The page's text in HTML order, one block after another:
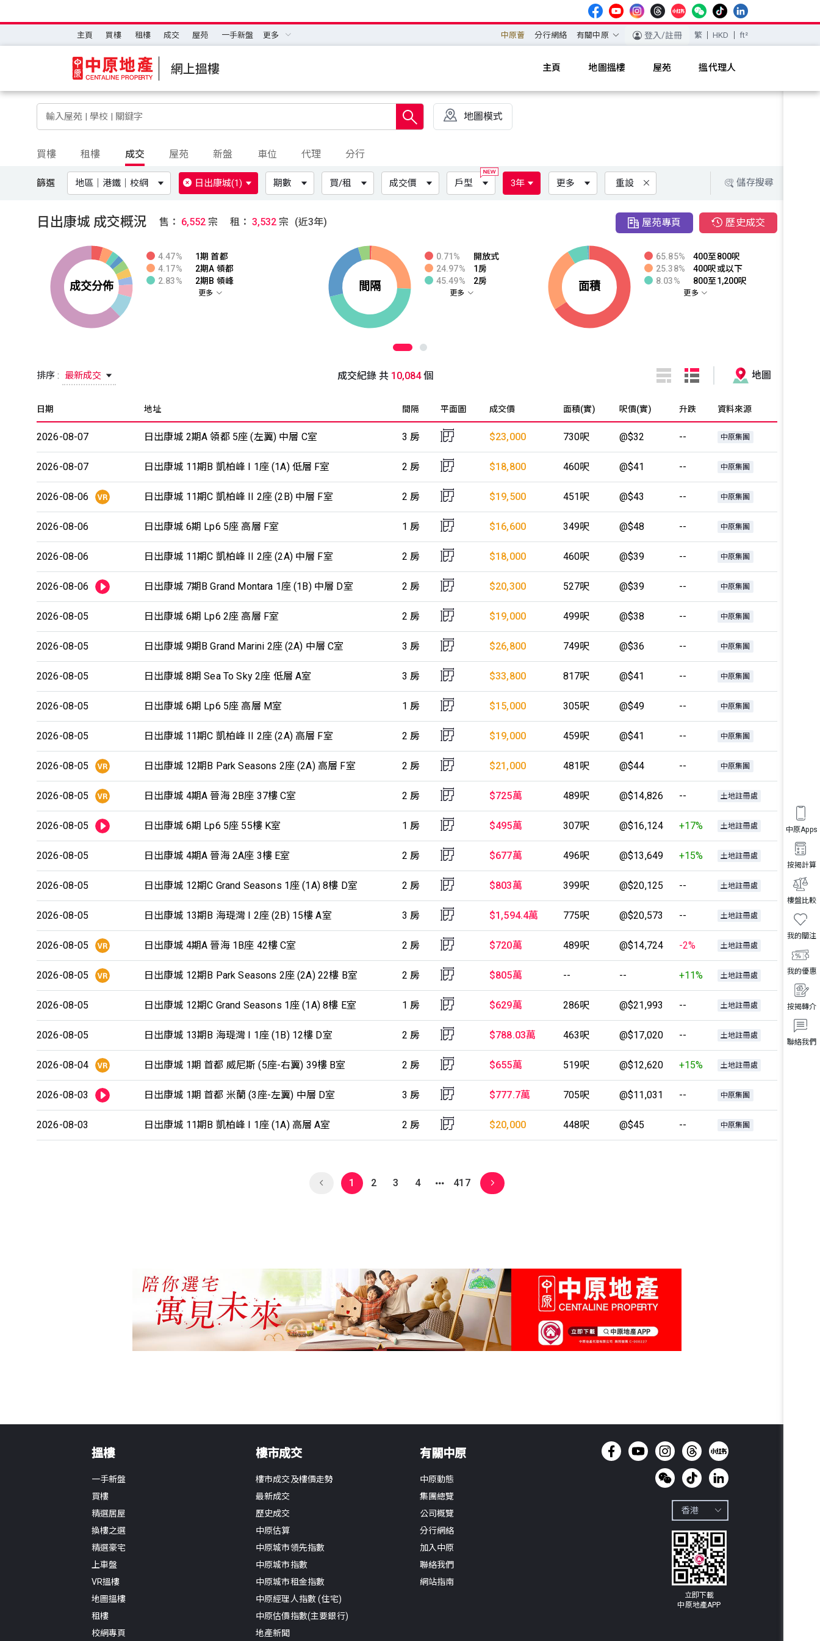
主頁 買樓 租樓 成交 屋苑 一手新盤 更多 中原薈 分行網絡 有關中原 登入/註冊 繁 HKD ft²
網上搵樓 主頁 地圖搵樓 屋苑 搵代理人
聯絡我們
按揭轉介
我的優惠
我的關注
樓盤比較
按揭計算
中原Apps
地圖模式
買樓 租樓 成交 屋苑 新盤 車位 代理 分行
篩選 地區｜港鐵｜校網 日出康城(1) 期數 買/租 成交價 戶型 3年 更多 重設 儲存搜尋
日出康城 成交概況 售： 6,552 宗 租： 3,532 宗 (近3年)
4.47%
1期 首都
4.17%
2期A 領都
2.83%
2期B 領峰
更多
0.71%
開放式
24.97%
1房
45.49%
2房
更多
65.85%
400至800呎
25.38%
400呎或以下
8.03%
800至1,200呎
更多
屋苑專頁 歷史成交
排序 : 最新成交 成交紀錄 共 10,084個 地圖
日期 地址 間隔 平面圖 成交價 面積(實) 呎價(實) 升跌 資料來源
2026-08-07 日出康城 2期A 領都 5座 (左翼) 中層 C室 3 房 $23,000 730呎 @$32 -- 中原集團
2026-08-07 日出康城 11期B 凱柏峰 I 1座 (1A) 低層 F室 2 房 $18,800 460呎 @$41 -- 中原集團
2026-08-06 日出康城 11期C 凱柏峰 II 2座 (2B) 中層 F室 2 房 $19,500 451呎 @$43 -- 中原集團
2026-08-06 日出康城 6期 Lp6 5座 高層 F室 1 房 $16,600 349呎 @$48 -- 中原集團
2026-08-06 日出康城 11期C 凱柏峰 II 2座 (2A) 中層 F室 2 房 $18,000 460呎 @$39 -- 中原集團
2026-08-06 日出康城 7期B Grand Montara 1座 (1B) 中層 D室 2 房 $20,300 527呎 @$39 -- 中原集團
2026-08-05 日出康城 6期 Lp6 2座 高層 F室 2 房 $19,000 499呎 @$38 -- 中原集團
2026-08-05 日出康城 9期B Grand Marini 2座 (2A) 中層 C室 3 房 $26,800 749呎 @$36 -- 中原集團
2026-08-05 日出康城 8期 Sea To Sky 2座 低層 A室 3 房 $33,800 817呎 @$41 -- 中原集團
2026-08-05 日出康城 6期 Lp6 5座 高層 M室 1 房 $15,000 305呎 @$49 -- 中原集團
2026-08-05 日出康城 11期C 凱柏峰 II 2座 (2A) 高層 F室 2 房 $19,000 459呎 @$41 -- 中原集團
2026-08-05 日出康城 12期B Park Seasons 2座 (2A) 高層 F室 2 房 $21,000 481呎 @$44 -- 中原集團
2026-08-05 日出康城 4期A 晉海 2B座 37樓 C室 2 房 $725萬 489呎 @$14,826 -- 土地註冊處
2026-08-05 日出康城 6期 Lp6 5座 55樓 K室 1 房 $495萬 307呎 @$16,124 +17% 土地註冊處
2026-08-05 日出康城 4期A 晉海 2A座 3樓 E室 2 房 $677萬 496呎 @$13,649 +15% 土地註冊處
2026-08-05 日出康城 12期C Grand Seasons 1座 (1A) 8樓 D室 2 房 $803萬 399呎 @$20,125 -- 土地註冊處
2026-08-05 日出康城 13期B 海瑅灣 I 2座 (2B) 15樓 A室 3 房 $1,594.4萬 775呎 @$20,573 -- 土地註冊處
2026-08-05 日出康城 4期A 晉海 1B座 42樓 C室 2 房 $720萬 489呎 @$14,724 -2% 土地註冊處
2026-08-05 日出康城 12期B Park Seasons 2座 (2A) 22樓 B室 2 房 $805萬 -- -- +11% 土地註冊處
2026-08-05 日出康城 12期C Grand Seasons 1座 (1A) 8樓 E室 1 房 $629萬 286呎 @$21,993 -- 土地註冊處
2026-08-05 日出康城 13期B 海瑅灣 I 1座 (1B) 12樓 D室 2 房 $788.03萬 463呎 @$17,020 -- 土地註冊處
2026-08-04 日出康城 1期 首都 威尼斯 (5座-右翼) 39樓 B室 2 房 $655萬 519呎 @$12,620 +15% 土地註冊處
2026-08-03 日出康城 1期 首都 米蘭 (3座-左翼) 中層 D室 3 房 $777.7萬 705呎 @$11,031 -- 中原集團
2026-08-03 日出康城 11期B 凱柏峰 I 1座 (1A) 高層 A室 2 房 $20,000 448呎 @$45 -- 中原集團
1 2 3 4 417
搵樓
一手新盤
買樓
精選居屋
換樓之選
精選豪宅
上車盤
VR搵樓
地圖搵樓
租樓
校網專頁
樓市成交
樓市成交及樓價走勢
最新成交
歷史成交
中原估算
中原城市領先指數
中原城市指數
中原城市租金指數
中原經理人指數 (住宅)
中原估價指數(主要銀行)
地產新聞
有關中原
中原動態
集團總覽
公司概覽
分行網絡
加入中原
聯絡我們
網站指南
立即下載
中原地產APP